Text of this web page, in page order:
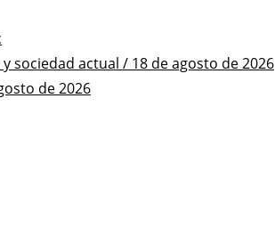
sociedad actual / 18 de agosto de 2026
de 2026